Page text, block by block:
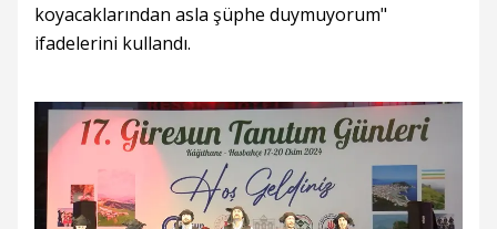
koyacaklarından asla şüphe duymuyorum"
ifadelerini kullandı.